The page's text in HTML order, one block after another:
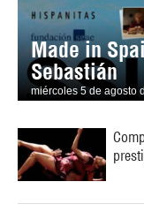
Made in
Sebastián
miércoles 5 de agosto